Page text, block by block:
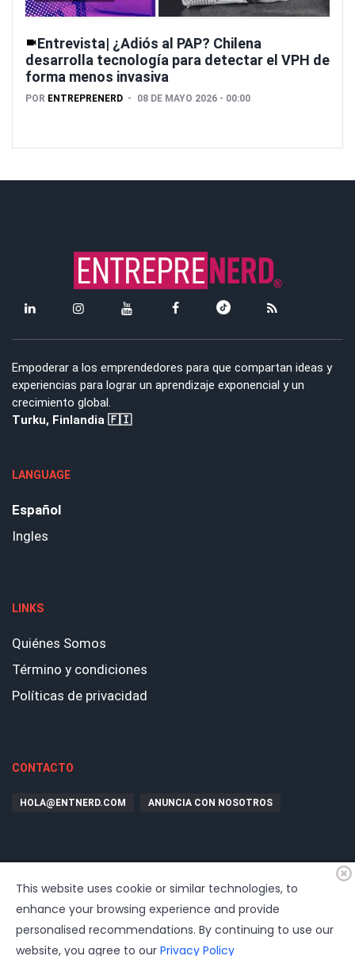
Entrevista| ¿Adiós al PAP? Chilena
desarrolla tecnología para detectar el VPH de
forma menos invasiva
POR ENTREPRENERD 08 DE MAYO 2026 - 00:00
Empoderar a los emprendedores para que compartan ideas y
experiencias para lograr un aprendizaje exponencial y un
crecimiento global.
Turku, Finlandia 🇫🇮
LANGUAGE
Español
Ingles
LINKS
Quiénes Somos
Término y condiciones
Políticas de privacidad
CONTACTO
HOLA@ENTNERD.COM ANUNCIA CON NOSOTROS
This website uses cookie or similar technologies, to
enhance your browsing experience and provide
personalised recommendations. By continuing to use our
website, you agree to our Privacy Policy